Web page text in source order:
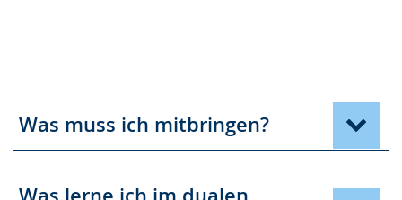
Was muss ich mitbringen?